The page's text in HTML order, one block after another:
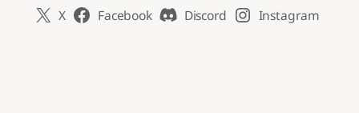
X Facebook Discord Instagram